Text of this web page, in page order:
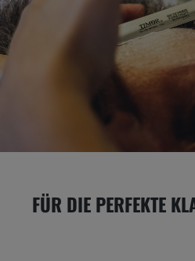
FÜR DIE PERFEKTE